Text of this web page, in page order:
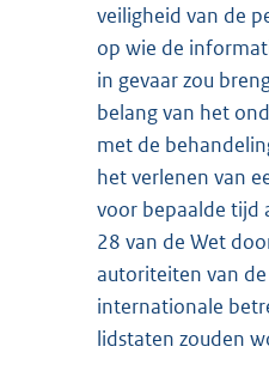
veiligheid van de
op wie de
in gevaar zou
belang van het
met de
het verlenen van
voor bepaalde tijd
28 van de Wet
autoriteiten van
internationale
lidstaten zouden